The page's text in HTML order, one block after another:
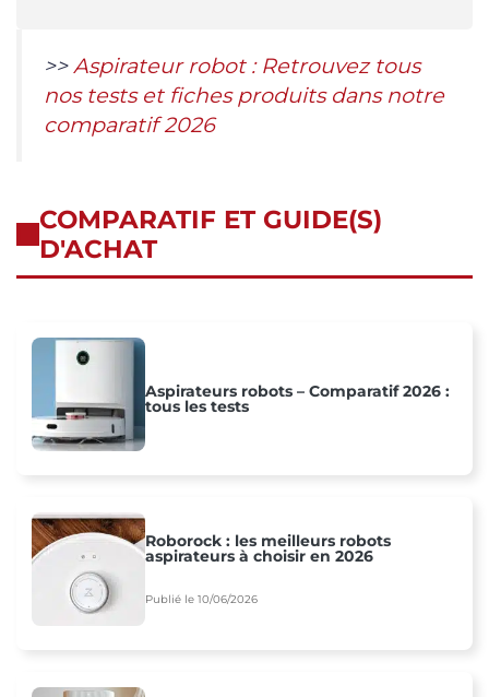
>>Aspirateur robot : Retrouvez tous
nos tests et fiches produits dans notre
comparatif 2026
COMPARATIF ET GUIDE(S)
D'ACHAT
Aspirateurs robots – Comparatif 2026 :
tous les tests
Roborock : les meilleurs robots
aspirateurs à choisir en 2026
Publié le 10/06/2026